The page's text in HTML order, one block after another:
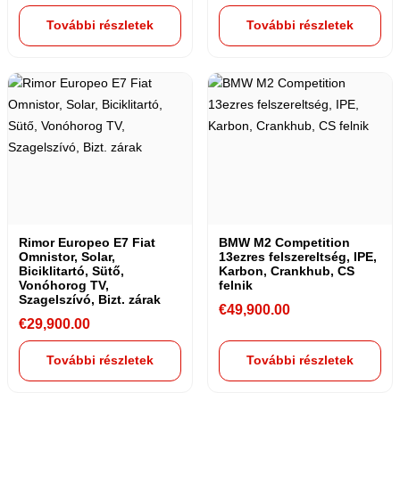
További részletek További részletek
Rimor Europeo E7 Fiat
Omnistor, Solar,
Biciklitartó, Sütő,
Vonóhorog TV,
Szagelszívó, Bizt. zárak
€29,900.00
További részletek
BMW M2 Competition
13ezres felszereltség, IPE,
Karbon, Crankhub, CS
felnik
€49,900.00
További részletek